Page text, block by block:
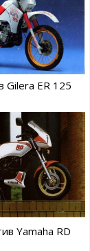
Gilera ER 125
Yamaha RD